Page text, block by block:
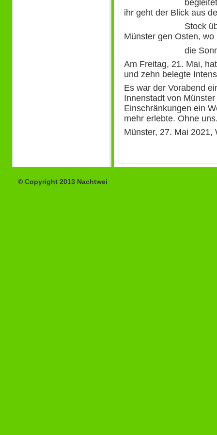
begleitet sie
ihr geht der Blick aus
Stock über die
Münster gen Osten,
die Sonne
Am Freitag, 21. Mai,
und zehn belegte
Es war der Vorabend
Innenstadt von
Einschränkungen ein
mehr erlebte. Ohne
Münster, 27. Mai 2021,
© Copyright 2013 Nachtwei